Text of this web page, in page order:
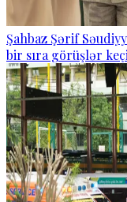
Şahbaz Şərif
bir sıra görüşlər